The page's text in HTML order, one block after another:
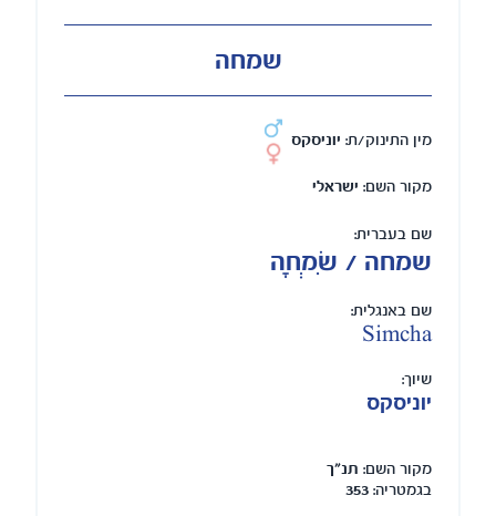
שמחה
מין התינוק/ת: יוניסקס
מקור השם: ישראלי
שם בעברית:
שמחה / שִׂמְחָה
שם באנגלית:
Simcha
שיוך:
יוניסקס
מקור השם: תנ"ך
בגמטריה: 353